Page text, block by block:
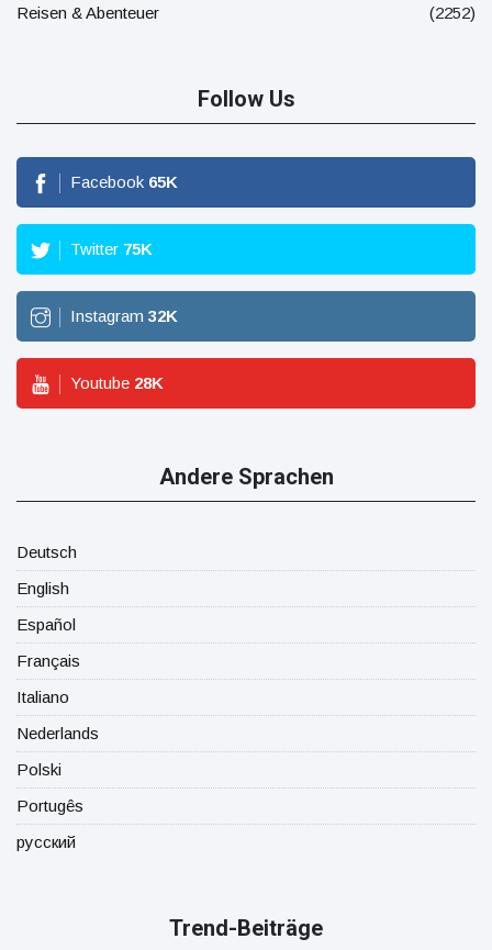
Reisen & Abenteuer (2252)
Follow Us
Facebook 65K
Twitter 75K
Instagram 32K
Youtube 28K
Andere Sprachen
Deutsch
English
Español
Français
Italiano
Nederlands
Polski
Portugês
русский
Trend-Beiträge